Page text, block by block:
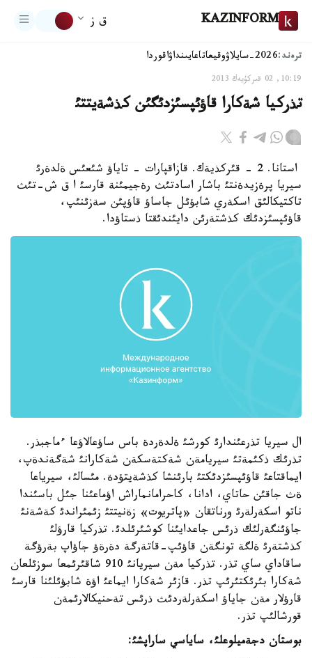
KAZINFORM ق ز
ترەند:2026-سايلاۋ وقيعاتاعايىنداۋاقوردا
10:19, 02 قىركۇيەك 2013
تذركيا شةكارا قاؤئپسئزدئگئن كذشةيتتئ
استانا. 2 - قئركذيةك. قازاقپارات - تاياؤ شئعئس ةلدةرئ
سيريا پرةزيدةنتئ باشار اسادتئث رةجيمئنة قارسئ ا ق ش-تئث
تاكتيكالئق اسكةري شابؤئل جاساؤ قاؤپئن سةزئنئپ،
قاؤئپسئزدئك كذشتةرئن دايئندئقتا ذستاؤدا.
ال سيريا تذرعئندارئ كورشئ ةلدةردة باس ساؤعالاؤعا ءماجبذر.
تذرئك ذكئمةتئ سيريامةن شةكتةسكةن شةكارانئ شةگةندةپ،
ايماقتاعئ قاؤئپسئزدئكتئ بارئنشا كذشةيتؤدة. مئسالئ، سيرياعا
ةث جاقئن حاتاي، ادانا، كاحرامانماراش اؤماعئنا جئل باسئندا
ناتو اسكةرلةرئ ورناتقان «پاتريوت» زةنيتتئ زئمئراندئ كةشةنئ
جاؤئنگةرلئك ذرئس جاعدايئنا كوشئرئلدئ. تذركيا قارؤلئ
كذشتةرئ ةلگة تونگةن قاؤئپ-قاتةرگة دةرةؤ جاؤاپ بةرؤگة
ساقاداي ساي تذر. تذركيا مةن سيريانئ 910 شاقئرئمعا سوزئلعان
شةكارا بئرئكتئرئپ تذر. قازئر شةكارا ايماعئ اؤة شابؤئلئنا قارسئ
قارؤلار مةن جاياؤ اسكةرلةردئث ذرئس تةحنيكالارئمةن
قورشالئپ تذر.
بوستان دجةميلوعلئ، ساياسي ساراپشئ: